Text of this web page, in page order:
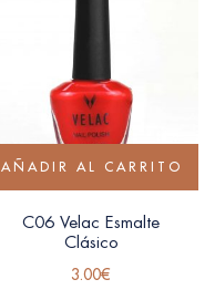
AÑADIR AL CARRITO
C06 Velac Esmalte
Clásico
3.00€